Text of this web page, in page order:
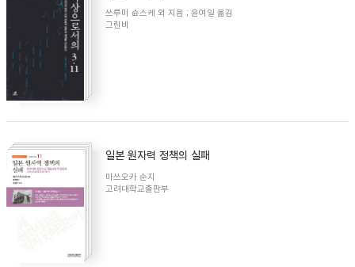
쓰루미 슌스케 외 지음 ; 윤여일 옮김
그린비
일본 원자력 정책의 실패
마쓰오카 순지
고려대학교출판부